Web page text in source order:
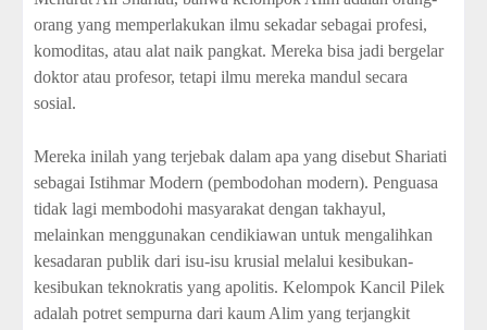
orang yang memperlakukan ilmu sekadar sebagai profesi,
komoditas, atau alat naik pangkat. Mereka bisa jadi bergelar
doktor atau profesor, tetapi ilmu mereka mandul secara
sosial.
Mereka inilah yang terjebak dalam apa yang disebut Shariati
sebagai Istihmar Modern (pembodohan modern). Penguasa
tidak lagi membodohi masyarakat dengan takhayul,
melainkan menggunakan cendikiawan untuk mengalihkan
kesadaran publik dari isu-isu krusial melalui kesibukan-
kesibukan teknokratis yang apolitis. Kelompok Kancil Pilek
adalah potret sempurna dari kaum Alim yang terjangkit